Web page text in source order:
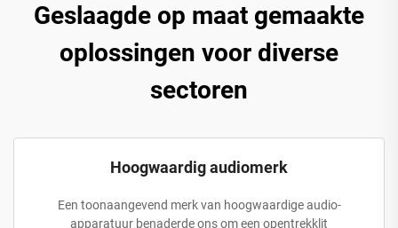
Geslaagde op maat gemaakte
oplossingen voor diverse
sectoren
Hoogwaardig audiomerk
Een toonaangevend merk van hoogwaardige audio-
apparatuur benaderde ons om een opentrekklit